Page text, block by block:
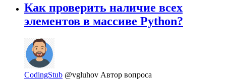
Как проверить наличие всех
элементов в массиве Python?
CodingStub @vgluhov Автор вопроса